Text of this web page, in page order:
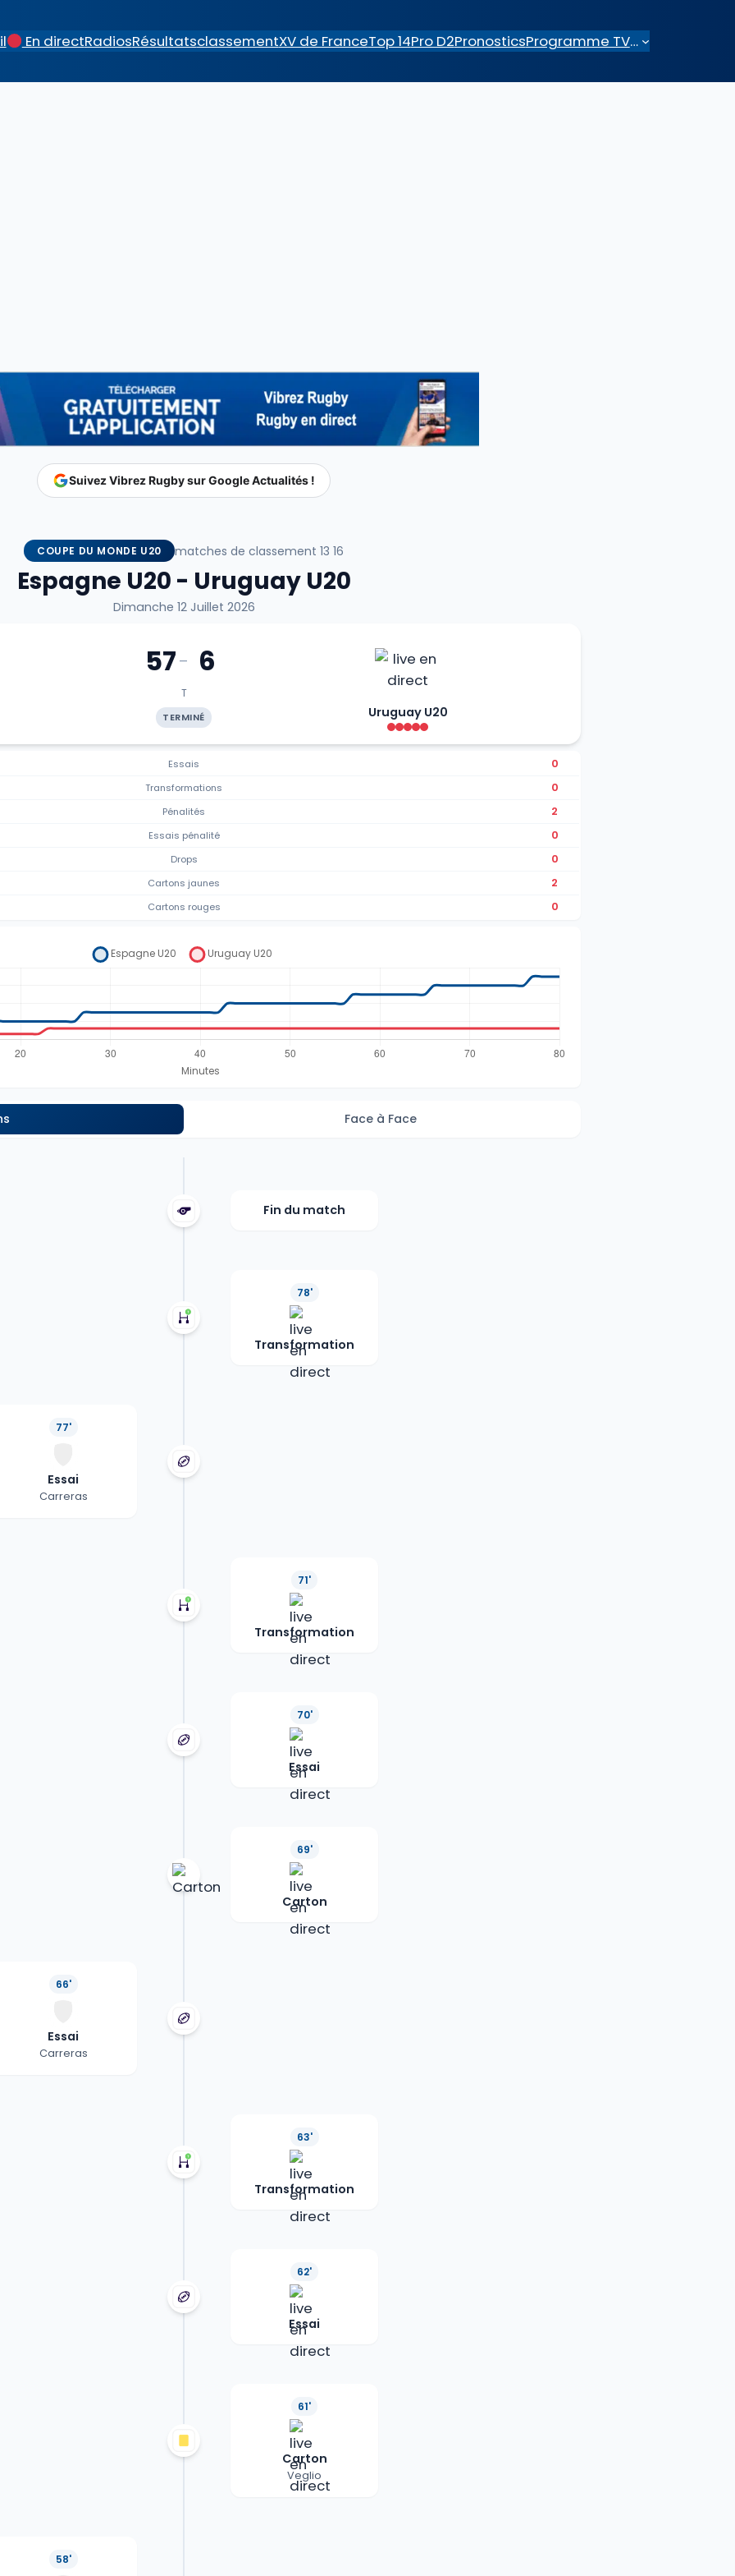
En directRadiosRésultatsclassementXV de FranceTop 14Pro D2PronosticsProgramme TV…
Suivez Vibrez Rugby sur Google Actualités !
COUPE DU MONDE U20 matches de classement 13 16
Espagne U20 - Uruguay U20
Dimanche 12 Juillet 2026
57- 6
T
TERMINÉ Uruguay U20
Essais
0
Transformations
0
Pénalités
2
Essais pénalité
0
Drops
0
Cartons jaunes
2
Cartons rouges 0
Face à Face
Fin du match
78'
Transformation
77'
Essai
Carreras
71'
Transformation
70'
Essai
69'
Carton
66'
Essai
Carreras
63'
Transformation
62'
Essai
61'
Carton
Veglio
58'